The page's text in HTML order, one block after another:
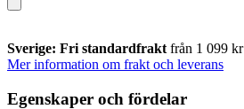
Sverige: Fri standardfrakt från 1 099 kr
Mer information om frakt och leverans
Egenskaper och fördelar